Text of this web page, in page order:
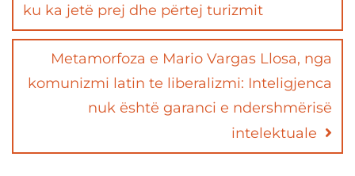
ku ka jetë prej dhe përtej turizmit
Metamorfoza e Mario Vargas Llosa, nga
komunizmi latin te liberalizmi: Inteligjenca
nuk është garanci e ndershmërisë
intelektuale